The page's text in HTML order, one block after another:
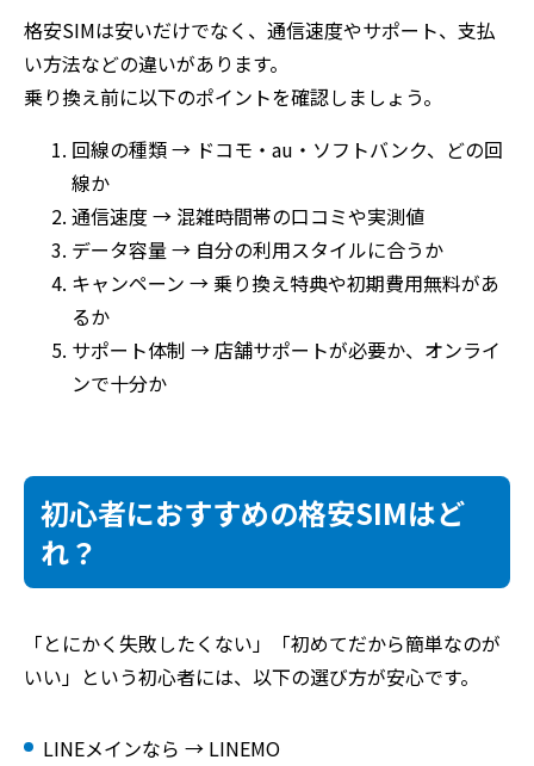
格安SIMは安いだけでなく、通信速度やサポート、支払
い方法などの違いがあります。
乗り換え前に以下のポイントを確認しましょう。
回線の種類 → ドコモ・au・ソフトバンク、どの回
線か
通信速度 → 混雑時間帯の口コミや実測値
データ容量 → 自分の利用スタイルに合うか
キャンペーン → 乗り換え特典や初期費用無料があ
るか
サポート体制 → 店舗サポートが必要か、オンライ
ンで十分か
初心者におすすめの格安SIMはど
れ？
「とにかく失敗したくない」「初めてだから簡単なのが
いい」という初心者には、以下の選び方が安心です。
LINEメインなら → LINEMO